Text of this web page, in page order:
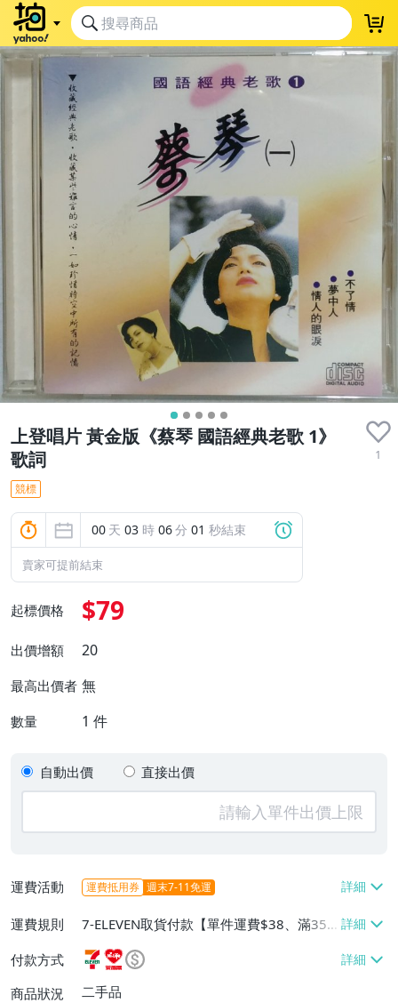
上登唱片 黃金版《蔡琴 國語經典老歌 1》
歌詞
1
競標
00 天 03 時 06分 00 秒結束
賣家可提前結束
起標價格 $79
出價增額 20
最高出價者 無
數量 1 件
自動出價 直接出價
運費活動 運費抵用券 週末7-11免運
運費規則
7-ELEVEN取貨付款【單件運費$38、滿35
件或消費滿$900免運費】、萊爾富取貨付
款【單件運費$60、滿10件或消費滿$999
免運費】
付款方式
商品狀況
二手品